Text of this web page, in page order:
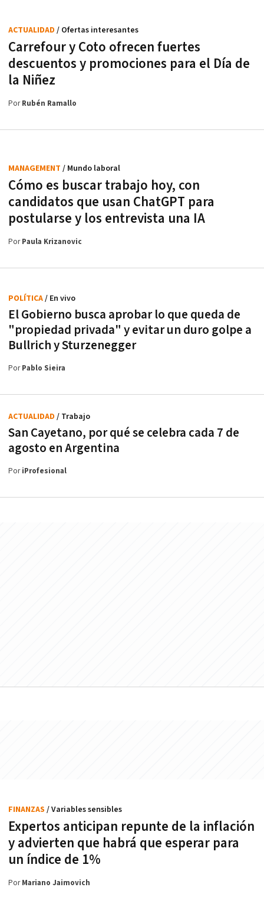
Carrefour y Coto ofrecen fuertes
descuentos y promociones para el Día de
la Niñez
ACTUALIDAD / Ofertas interesantes
PorRubén Ramallo
Cómo es buscar trabajo hoy, con
candidatos que usan ChatGPT para
postularse y los entrevista una IA
MANAGEMENT / Mundo laboral
PorPaula Krizanovic
El Gobierno busca aprobar lo que queda de
"propiedad privada" y evitar un duro golpe a
Bullrich y Sturzenegger
POLÍTICA/ En vivo
PorPablo Sieira
San Cayetano, por qué se celebra cada 7 de
agosto en Argentina
ACTUALIDAD / Trabajo
PoriProfesional
Expertos anticipan repunte de la inflación
y advierten que habrá que esperar para
un índice de 1%
FINANZAS / Variables sensibles
PorMariano Jaimovich